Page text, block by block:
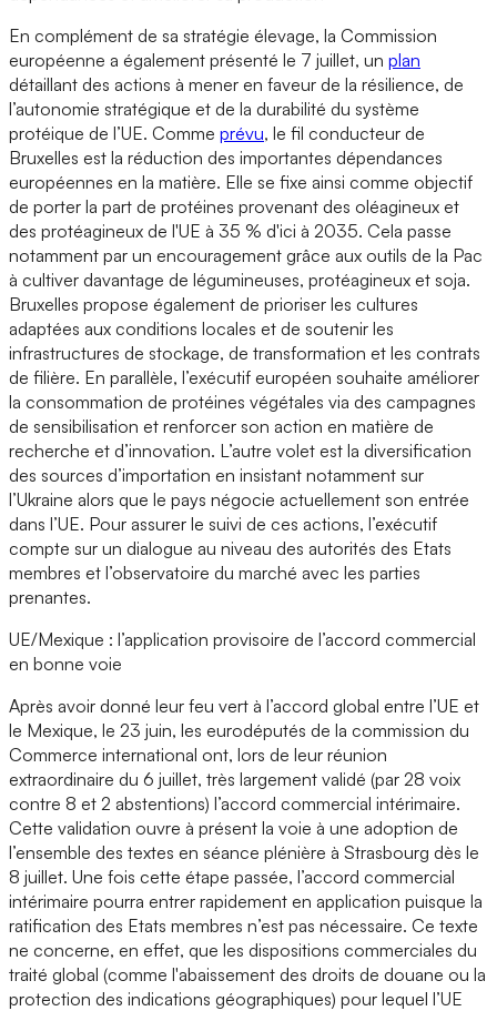
En complément de sa stratégie élevage, la Commission
européenne a également présenté le 7 juillet, un plan
détaillant des actions à mener en faveur de la résilience, de
l’autonomie stratégique et de la durabilité du système
protéique de l’UE. Comme prévu, le fil conducteur de
Bruxelles est la réduction des importantes dépendances
européennes en la matière. Elle se fixe ainsi comme objectif
de porter la part de protéines provenant des oléagineux et
des protéagineux de l'UE à 35 % d'ici à 2035. Cela passe
notamment par un encouragement grâce aux outils de la Pac
à cultiver davantage de légumineuses, protéagineux et soja.
Bruxelles propose également de prioriser les cultures
adaptées aux conditions locales et de soutenir les
infrastructures de stockage, de transformation et les contrats
de filière. En parallèle, l’exécutif européen souhaite améliorer
la consommation de protéines végétales via des campagnes
de sensibilisation et renforcer son action en matière de
recherche et d’innovation. L’autre volet est la diversification
des sources d’importation en insistant notamment sur
l’Ukraine alors que le pays négocie actuellement son entrée
dans l’UE. Pour assurer le suivi de ces actions, l’exécutif
compte sur un dialogue au niveau des autorités des Etats
membres et l’observatoire du marché avec les parties
prenantes.
UE/Mexique : l’application provisoire de l’accord commercial
en bonne voie
Après avoir donné leur feu vert à l’accord global entre l’UE et
le Mexique, le 23 juin, les eurodéputés de la commission du
Commerce international ont, lors de leur réunion
extraordinaire du 6 juillet, très largement validé (par 28 voix
contre 8 et 2 abstentions) l’accord commercial intérimaire.
Cette validation ouvre à présent la voie à une adoption de
l’ensemble des textes en séance plénière à Strasbourg dès le
8 juillet. Une fois cette étape passée, l’accord commercial
intérimaire pourra entrer rapidement en application puisque la
ratification des Etats membres n’est pas nécessaire. Ce texte
ne concerne, en effet, que les dispositions commerciales du
traité global (comme l'abaissement des droits de douane ou la
protection des indications géographiques) pour lequel l’UE